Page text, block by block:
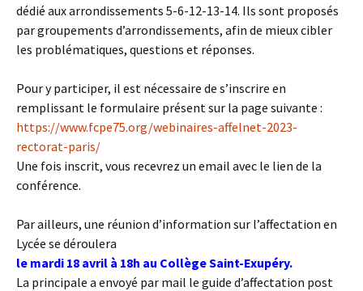
dédié aux arrondissements 5-6-12-13-14. Ils sont proposés
par groupements d’arrondissements, afin de mieux cibler
les problématiques, questions et réponses.
Pour y participer, il est nécessaire de s’inscrire en
remplissant le formulaire présent sur la page suivante :
https://www.fcpe75.org/webinaires-affelnet-2023-
rectorat-paris/
Une fois inscrit, vous recevrez un email avec le lien de la
conférence.
Par ailleurs, une réunion d’information sur l’affectation en
Lycée se déroulera
le mardi 18 avril à 18h au Collège Saint-Exupéry.
La principale a envoyé par mail le guide d’affectation post